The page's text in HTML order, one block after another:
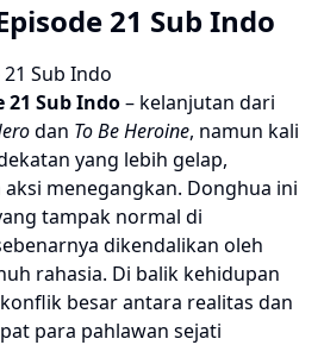
21 Sub Indo
21 Sub Indo
21 Sub Indo– kelanjutan dari
dan To Be Heroine, namun kali
yang lebih gelap,
menegangkan. Donghua ini
tampak normal di
dikendalikan oleh
rahasia. Di balik kehidupan
besar antara realitas dan
para pahlawan sejati